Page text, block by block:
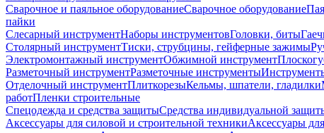
Сварочное и паяльное оборудованиеСварочное оборудование
пайки
Слесарный инструментНаборы инструментовГоловки, биты
Столярный инструментТиски, струбцины, гейферные зажимы
Электромонтажный инструментОбжимной инструмент
Разметочный инструментРазметочные инструменты
Отделочный инструментПлиткорезыКельмы, шпатели, гладилки
работПленки строительные
Спецодежда и средства защитыСредства индивидуальной
Аксессуары для силовой и строительной техникиАксессуары